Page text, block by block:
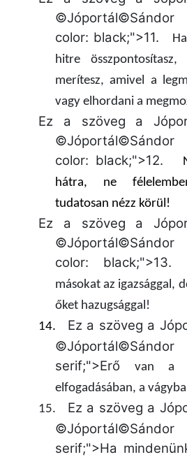
©Jóportál©Sándor
color: black;">11.
hitre összpontosítasz,
merítesz, amivel a
vagy elhordani a
Ez a szöveg a
©Jóportál©Sándor
color: black;">12.
hátra, ne
tudatosan nézz körül!
Ez a szöveg a
©Jóportál©Sándor
color: black;">13.
másokat az igazsággal,
őket hazugsággal!
14.
Ez a szöveg a
serif;">Erő van a
elfogadásában, a
15.
Ez a szöveg a
serif;">Ha